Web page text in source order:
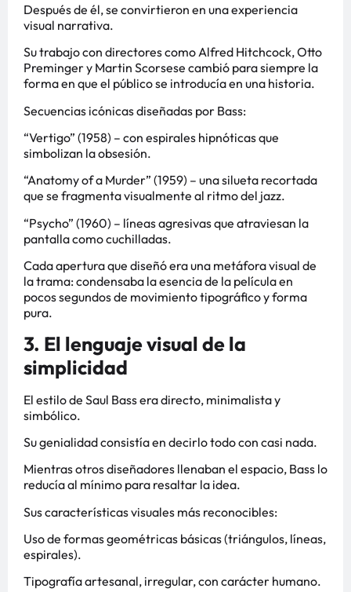
Después de él, se convirtieron en una experiencia
visual narrativa.
Su trabajo con directores como Alfred Hitchcock, Otto
Preminger y Martin Scorsese cambió para siempre la
forma en que el público se introducía en una historia.
Secuencias icónicas diseñadas por Bass:
“Vertigo” (1958) – con espirales hipnóticas que
simbolizan la obsesión.
“Anatomy of a Murder” (1959) – una silueta recortada
que se fragmenta visualmente al ritmo del jazz.
“Psycho” (1960) – líneas agresivas que atraviesan la
pantalla como cuchilladas.
Cada apertura que diseñó era una metáfora visual de
la trama: condensaba la esencia de la película en
pocos segundos de movimiento tipográfico y forma
pura.
3. El lenguaje visual de la
simplicidad
El estilo de Saul Bass era directo, minimalista y
simbólico.
Su genialidad consistía en decirlo todo con casi nada.
Mientras otros diseñadores llenaban el espacio, Bass lo
reducía al mínimo para resaltar la idea.
Sus características visuales más reconocibles:
Uso de formas geométricas básicas (triángulos, líneas,
espirales).
Tipografía artesanal, irregular, con carácter humano.